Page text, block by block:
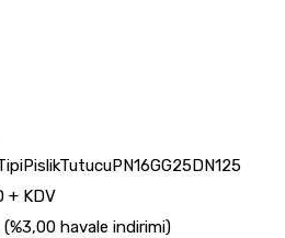
+ KDV
(%3,00 havale indirimi)